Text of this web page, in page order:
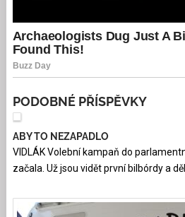
PODOBNÉ PŘÍSPĚVKY
ABY TO NEZAPADLO
VIDLÁK Volební kampaň do
začala. Už jsou vidět první bilbórdy a